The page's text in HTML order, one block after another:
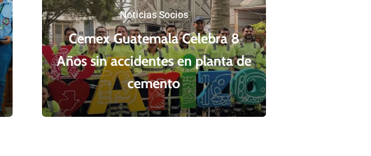
Noticias Socios
Cemex Guatemala Celebra 8
Años sin accidentes en planta de
cemento